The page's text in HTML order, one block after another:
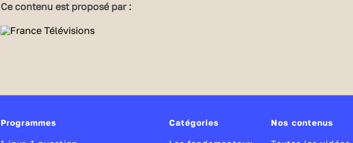
Ce contenu est proposé par :
Programmes Catégories Nos contenus